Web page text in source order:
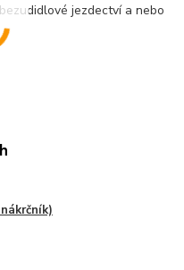
jezdectví a nebo